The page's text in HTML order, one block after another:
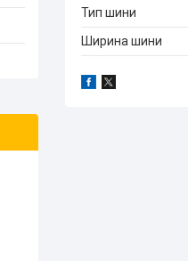
Тип шини
Ширина шини